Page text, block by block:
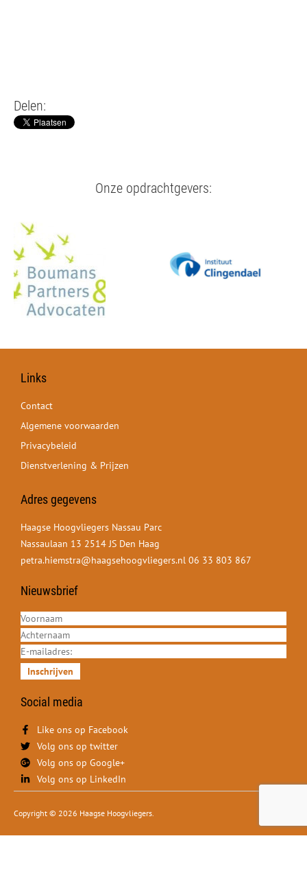
Delen:
Onze opdrachtgevers:
Links
Contact
Algemene voorwaarden
Privacybeleid
Dienstverlening & Prijzen
Adres gegevens
Haagse Hoogvliegers Nassau Parc
Nassaulaan 13 2514 JS Den Haag
petra.hiemstra@haagsehoogvliegers.nl 06 33 803 867
Nieuwsbrief
Inschrijven
Social media
Like ons op Facebook
Volg ons op twitter
Volg ons op Google+
Volg ons op LinkedIn
Copyright © 2026 Haagse Hoogvliegers.